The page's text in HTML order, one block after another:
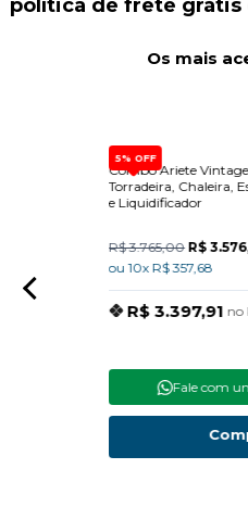
política de frete grátis
Os mais
5% OFF
Combo Ariete
Torradeira, Chaleira,
e Liquidificador
R$ 3.765,00 R$
ou 10x R$ 357,68
R$ 3.397,91 no
Fale com